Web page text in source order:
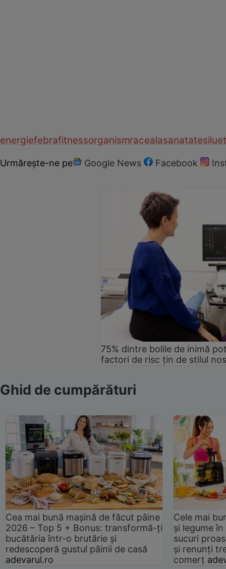
energiefebrafitnessorganismracealasanatate
Urmărește-ne pe Google News Facebook
75% dintre bolile de inimă
factori de risc țin de stilul
Ghid de cumpărături
Cea mai bună mașină de făcut pâine
2026 – Top 5 + Bonus: transformă-ți
bucătăria într-o brutărie și
redescoperă gustul pâinii de casă
adevarul.ro
Cele mai
și legume
sucuri
și renunți
comerț